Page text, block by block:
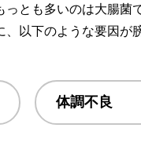
とも多いのは大腸菌
以下のような要因が
体調不良